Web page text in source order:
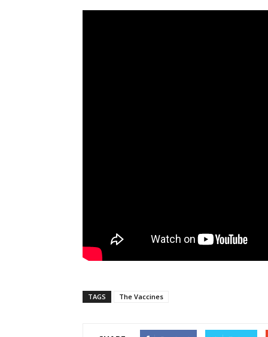
TAGS The Vaccines